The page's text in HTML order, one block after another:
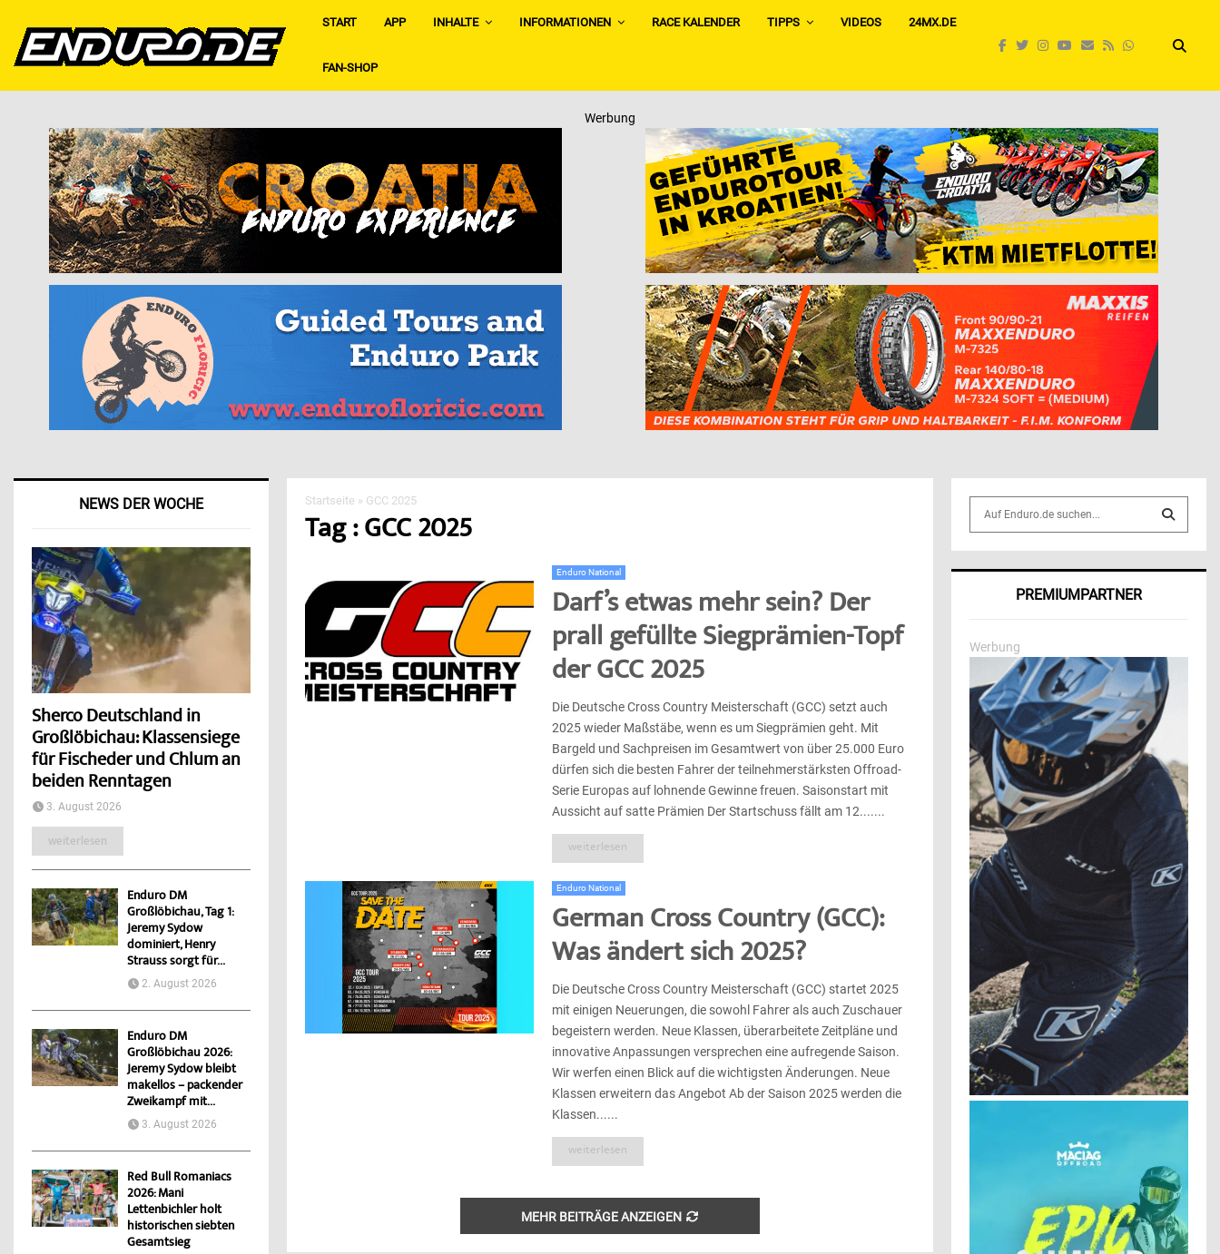
START APP INHALTE INFORMATIONEN RACE KALENDER TIPPS VIDEOS 24MX.DE
FAN-SHOP
Werbung
Startseite » GCC 2025
Tag : GCC 2025
Enduro National
Darf’s etwas mehr sein? Der
prall gefüllte Siegprämien-Topf
der GCC 2025
Die Deutsche Cross Country Meisterschaft (GCC) setzt auch
2025 wieder Maßstäbe, wenn es um Siegprämien geht. Mit
Bargeld und Sachpreisen im Gesamtwert von über 25.000 Euro
dürfen sich die besten Fahrer der teilnehmerstärksten Offroad-
Serie Europas auf lohnende Gewinne freuen. Saisonstart mit
Aussicht auf satte Prämien Der Startschuss fällt am 12.......
weiterlesen
Enduro National
German Cross Country (GCC):
Was ändert sich 2025?
Die Deutsche Cross Country Meisterschaft (GCC) startet 2025
mit einigen Neuerungen, die sowohl Fahrer als auch Zuschauer
begeistern werden. Neue Klassen, überarbeitete Zeitpläne und
innovative Anpassungen versprechen eine aufregende Saison.
Wir werfen einen Blick auf die wichtigsten Änderungen. Neue
Klassen erweitern das Angebot Ab der Saison 2025 werden die
Klassen......
weiterlesen
MEHR BEITRÄGE ANZEIGEN
NEWS DER WOCHE
Sherco Deutschland in
Großlöbichau: Klassensiege
für Fischeder und Chlum an
beiden Renntagen
3. August 2026
weiterlesen
Enduro DM
Großlöbichau, Tag 1:
Jeremy Sydow
dominiert, Henry
Strauss sorgt für...
2. August 2026
Enduro DM
Großlöbichau 2026:
Jeremy Sydow bleibt
makellos – packender
Zweikampf mit...
3. August 2026
Red Bull Romaniacs
2026: Mani
Lettenbichler holt
historischen siebten
Gesamtsieg
o
r
S
R
C
PREMIUMPARTNER
Werbung